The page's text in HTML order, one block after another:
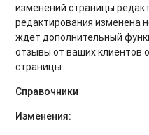
изменений страницы
редактирования изменена
ждет дополнительный
отзывы от ваших клиентов
страницы.
Справочники
Изменения: